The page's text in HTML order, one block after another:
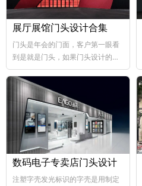
展厅展馆门头设计合集
门头是年会的门面，客户第一眼看
到是就是门头，如果门头设计的比
较好，那年会也向...
数码电子专卖店门头设计
注塑字壳发光标识的字壳是用制定